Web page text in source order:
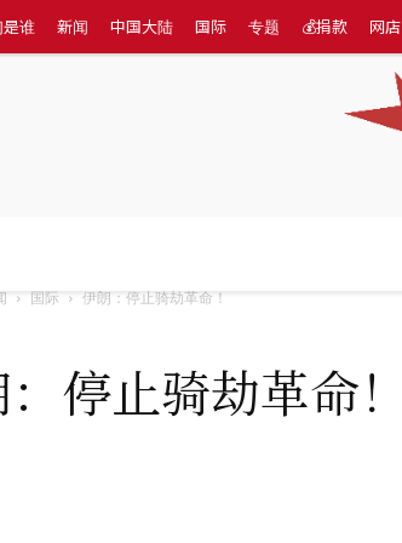
是谁 新闻 中国大陆 国际 专题 💰捐款 网店
国际 伊朗：停止骑劫革命！
停止骑劫革命！